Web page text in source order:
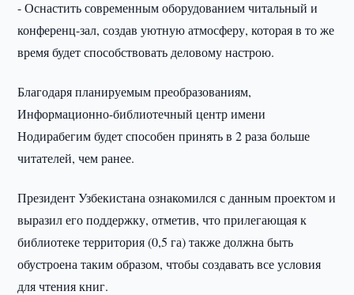
- Оснастить современным оборудованием читальный и
конференц-зал, создав уютную атмосферу, которая в то же
время будет способствовать деловому настрою.
Благодаря планируемым преобразованиям,
Информационно-библиотечный центр имени
Нодирабегим будет способен принять в 2 раза больше
читателей, чем ранее.
Президент Узбекистана ознакомился с данным проектом и
выразил его поддержку, отметив, что прилегающая к
библиотеке территория (0,5 га) также должна быть
обустроена таким образом, чтобы создавать все условия
для чтения книг.